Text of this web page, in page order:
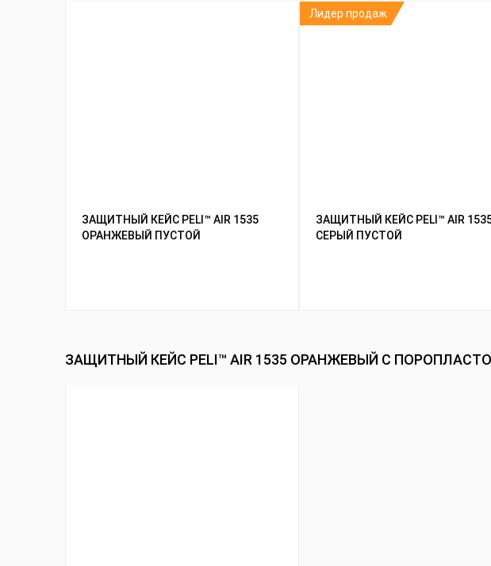
ЗАЩИТНЫЙ КЕЙС PELI™ AIR 1535
ОРАНЖЕВЫЙ ПУСТОЙ
ЗАЩИТНЫЙ КЕЙС PELI™ AIR
СЕРЫЙ ПУСТОЙ
Лидер продаж
ЗАЩИТНЫЙ КЕЙС PELI™ AIR 1535 ОРАНЖЕВЫЙ С